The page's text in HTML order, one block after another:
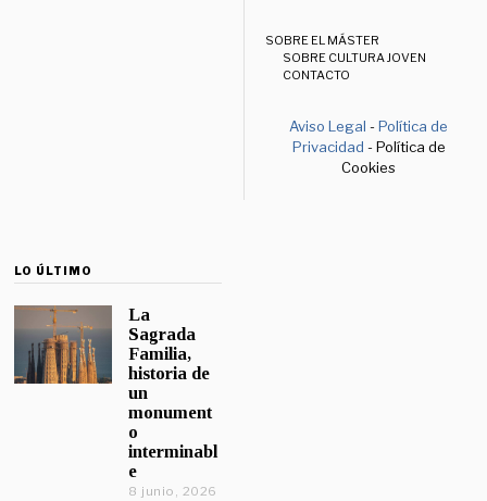
SOBRE EL MÁSTER
SOBRE CULTURA JOVEN
CONTACTO
Aviso Legal -Política de
Privacidad - Política de
Cookies
LO ÚLTIMO
La
Sagrada
Familia,
historia de
un
monument
o
interminabl
e
8 junio, 2026